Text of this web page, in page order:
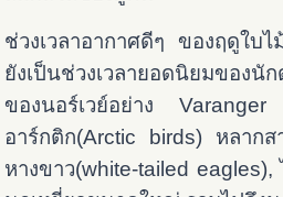
ช่วงเวลาอากาศดีๆ ของฤดูใบ
ยังเป็นช่วงเวลายอดนิยมของ
ของนอร์เวย์อย่าง
อาร์กติก(Arctic birds) หลาก
หางขาว(white-tailed